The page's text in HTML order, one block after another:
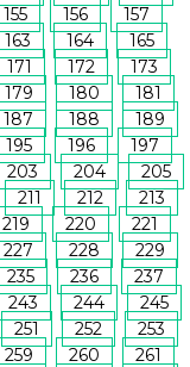
155 156
157
163 164
165
171 172
173
179 180
181
187 188
189
195 196
197
203 204
205
211 212
213
219 220
221
227 228
229
235 236
237
243 244
245
251 252
253
259 260
261